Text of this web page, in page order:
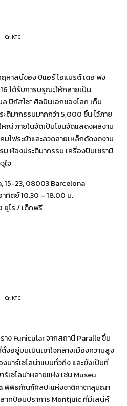
Cr. KTC
หาสน์ของ ปิแอร์ โอแบรต์ เดอ ฟง
ได้รับการบรูณะให้กลายเป็น
ปิกัสโซ” ศิลปินเอกของโลก เก็บ
ติมากรรมมากกว่า 5,000 ชิ้น ไว้ภาย
หญ่ ภายในจัดเป็นโซนจัดแสดงผลงาน
ไฟระย้าและลวดลายเหล็กดัดงดงาม
ห้องประติมากรรม เครื่องปันเซรามิ
ใจ
15-23, 08003 Barcelona
ทิตย์ 10.30 – 18.00 น.
ยูโร / เด็กฟรี
Cr. KTC
าง Funicular จากสถานี Paralle ขึ้น
งอยู่บนเนินเขาใจกลางเมืองความสูง
บาร์เซโลน่าแบบทั่วถึง และยังเป็นที่
ซโลน่าหลายแห่ง เช่น Museu
พิพิธภัณฑ์ศิลปะแห่งชาติคาตาลุนญา
สาทป้อมปราการ Montjuic ที่มีเสน่ห์